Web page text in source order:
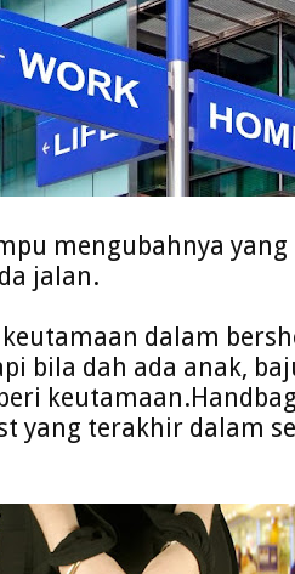
mengubahnya
jalan.
keutamaan dalam
bila dah ada anak,
yang terakhir dalam